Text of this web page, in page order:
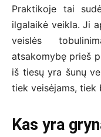
Praktikoje tai
ilgalaikė veikla. Ji
veislės
atsakomybę prieš
iš tiesų yra šunų
tiek veisėjams, tiek
Kas yra